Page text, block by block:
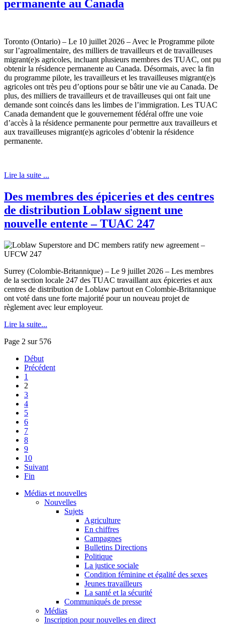
permanente au Canada
Toronto (Ontario) – Le 10 juillet 2026 – Avec le Programme pilote
sur l’agroalimentaire, des milliers de travailleurs et de travailleuses
migrant(e)s agricoles, incluant plusieurs membres des TUAC, ont pu
obtenir la résidence permanente au Canada. Désormais, avec la fin
du programme pilote, les travailleurs et les travailleuses migrant(e)s
agricoles ont très peu d’options pour se bâtir une vie au Canada. De
plus, des milliers de travailleurs et de travailleuses qui ont fait une
demande sont coincés dans les limbes de l’immigration. Les TUAC
Canada demandent que le gouvernement fédéral offre une voie
d’accès à la résidence permanente pour permettre aux travailleurs et
aux travailleuses migrant(e)s agricoles d’obtenir la résidence
permanente.
Lire la suite ...
Des membres des épiceries et des centres
de distribution Loblaw signent une
nouvelle entente – TUAC 247
Surrey (Colombie-Britannique) – Le 9 juillet 2026 – Les membres
de la section locale 247 des TUAC travaillant aux épiceries et aux
centres de distribution de Loblaw partout en Colombie-Britannique
ont voté dans une forte majorité pour un nouveau projet de
règlement avec leur employeur.
Lire la suite...
Page 2 sur 576
Début
Précédent
1
2
3
4
5
6
7
8
9
10
Suivant
Fin
Médias et nouvelles
Nouvelles
Sujets
Agriculture
En chiffres
Campagnes
Bulletins Directions
Politique
La justice sociale
Condition féminine et égalité des sexes
Jeunes travailleurs
La santé et la sécurité
Communiqués de presse
Médias
Inscription pour nouvelles en direct